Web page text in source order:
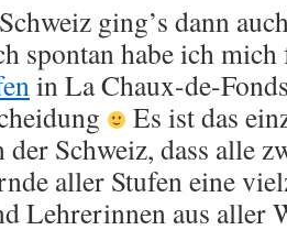
ging’s dann
spontan habe ich
in La Chaux-de-
Es ist das
Schweiz, dass alle
aller Stufen eine
Lehrerinnen aus aller